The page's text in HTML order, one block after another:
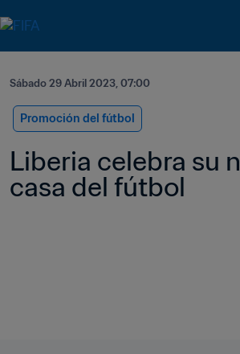
Sábado 29 Abril 2023, 07:00
Promoción del fútbol
Liberia celebra su
casa del fútbol